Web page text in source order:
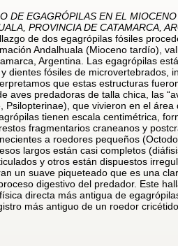
DE EGAGRÓPILAS EN EL
PROVINCIA DE CATAMARCA,
de dos egagrópilas fósiles
Andalhuala (Mioceno tardío),
Argentina. Las egagrópilas
dientes fósiles de microvertebrados,
que estas estructuras
aves predadoras de talla chica, las
Psilopterinae), que vivieron en el área
tienen escala centimétrica,
fragmentarios craneanos y
a roedores pequeños
largos están casi completos
y otros están dispuestos
un suave piqueteado que es una
digestivo del predador. Este
directa más antigua de
más antiguo de un roedor